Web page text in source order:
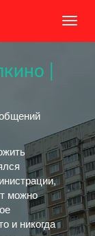
|
можно
и никогда